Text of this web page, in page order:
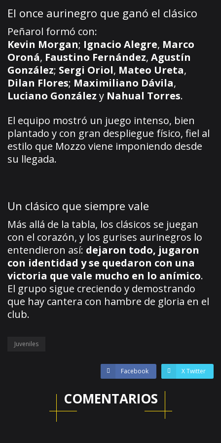
El once aurinegro que ganó el clásico
Peñarol formó con:
Kevin Morgan; Ignacio Alegre, Marco
Oroná, Faustino Fernández, Agustín
González; Sergi Oriol, Mateo Ureta,
Dilan Flores; Maximiliano Dávila,
Luciano González y Nahual Torres.
El equipo mostró un juego intenso, bien
plantado y con gran despliegue físico, fiel al
estilo que Mozzo viene imponiendo desde
su llegada.
Un clásico que siempre vale
Más allá de la tabla, los clásicos se juegan
con el corazón, y los gurises aurinegros lo
entendieron así: dejaron todo, jugaron
con identidad y se quedaron con una
victoria que vale mucho en lo anímico.
El grupo sigue creciendo y demostrando
que hay cantera con hambre de gloria en el
club.
Juveniles
Facebook X Twitter
COMENTARIOS